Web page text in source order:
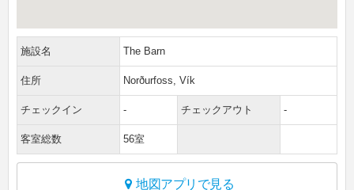
施設名 The Barn
住所 Norðurfoss, Vík
チェックイン - チェックアウト -
客室総数 56室
地図アプリで見る